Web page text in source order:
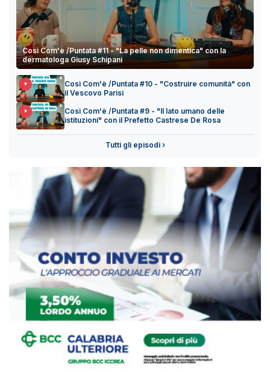
Così Com'è /Puntata #11 - "La pelle non dimentica" con la
dermatologa Giusy Schipani
Così Com'è /Puntata #10 - "Costruire comunità" con
il Vescovo Parisi
Così Com'è /Puntata #9 - "Il lato umano delle
istituzioni" con il Prefetto Castrese De Rosa
Tutti gli episodi ›